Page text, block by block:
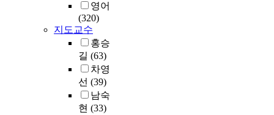
영어
(320)
지도교수
홍승
길 (63)
차영
선 (39)
남숙
현 (33)